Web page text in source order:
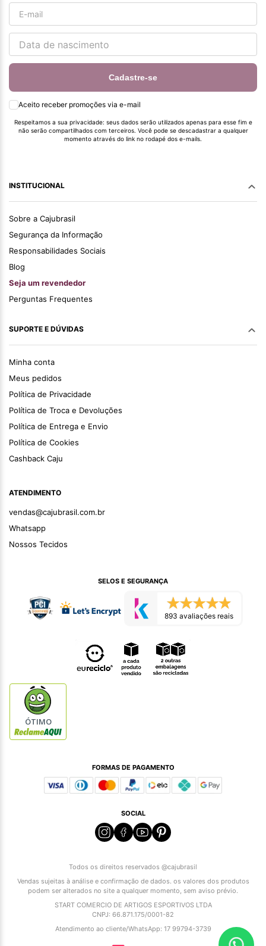
Cadastre-se
Aceito receber promoções via e-mail
Respeitamos a sua privacidade: seus dados serão utilizados apenas para esse fim e
não serão compartilhados com terceiros. Você pode se descadastrar a qualquer
momento através do link no rodapé dos e-mails.
INSTITUCIONAL
Sobre a Cajubrasil
Segurança da Informação
Responsabilidades Sociais
Blog
Seja um revendedor
Perguntas Frequentes
SUPORTE E DÚVIDAS
Minha conta
Meus pedidos
Política de Privacidade
Política de Troca e Devoluções
Política de Entrega e Envio
Política de Cookies
Cashback Caju
ATENDIMENTO
vendas@cajubrasil.com.br
Whatsapp
Nossos Tecidos
SELOS E SEGURANÇA
893 avaliações reais
ÓTIMO
FORMAS DE PAGAMENTO
SOCIAL
Todos os direitos reservados @cajubrasil
Vendas sujeitas à análise e confirmação de dados. os valores dos produtos
podem ser alterados no site a qualquer momento, sem aviso prévio.
START COMERCIO DE ARTIGOS ESPORTIVOS LTDA
CNPJ: 66.871.175/0001-82
Atendimento ao cliente/WhatsApp: 17 99794-3739